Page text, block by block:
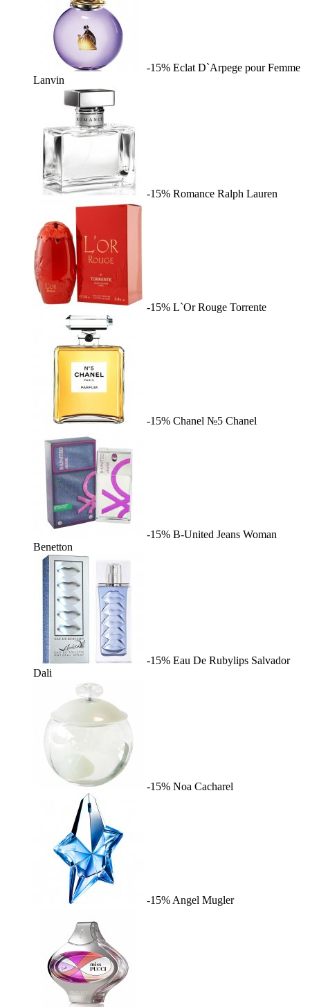
-15% Eclat D`Arpege pour Femme
Lanvin
-15% Romance Ralph Lauren
-15% L`Or Rouge Torrente
-15% Chanel №5 Chanel
-15% B-United Jeans Woman
Benetton
-15% Eau De Rubylips Salvador
Dali
-15% Noa Cacharel
-15% Angel Mugler